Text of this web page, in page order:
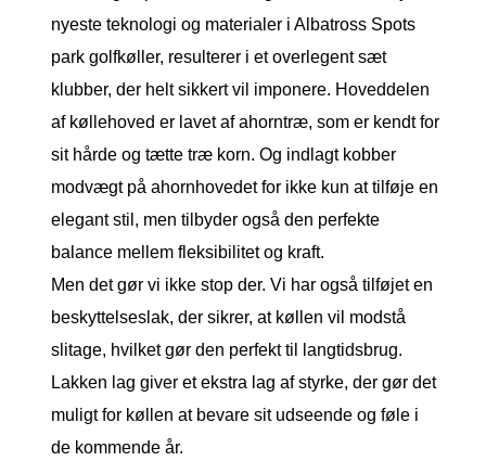
nyeste teknologi og materialer i Albatross Spots
park golfkøller, resulterer i et overlegent sæt
klubber, der helt sikkert vil imponere. Hoveddelen
af køllehoved er lavet af ahorntræ, som er kendt for
sit hårde og tætte træ korn. Og indlagt kobber
modvægt på ahornhovedet for ikke kun at tilføje en
elegant stil, men tilbyder også den perfekte
balance mellem fleksibilitet og kraft.
Men det gør vi ikke stop der. Vi har også tilføjet en
beskyttelseslak, der sikrer, at køllen vil modstå
slitage, hvilket gør den perfekt til langtidsbrug.
Lakken lag giver et ekstra lag af styrke, der gør det
muligt for køllen at bevare sit udseende og føle i
de kommende år.